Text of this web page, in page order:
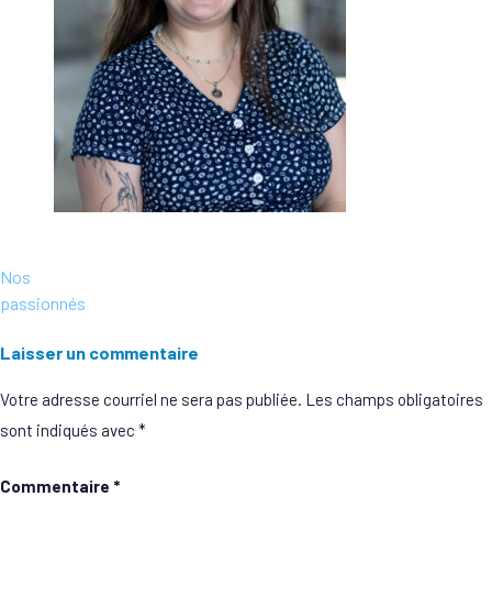
Navigation
de
Nos
passionnés
Laisser un commentaire
Votre adresse courriel ne sera pas publiée. Les champs obligatoires
sont indiqués avec *
Commentaire *